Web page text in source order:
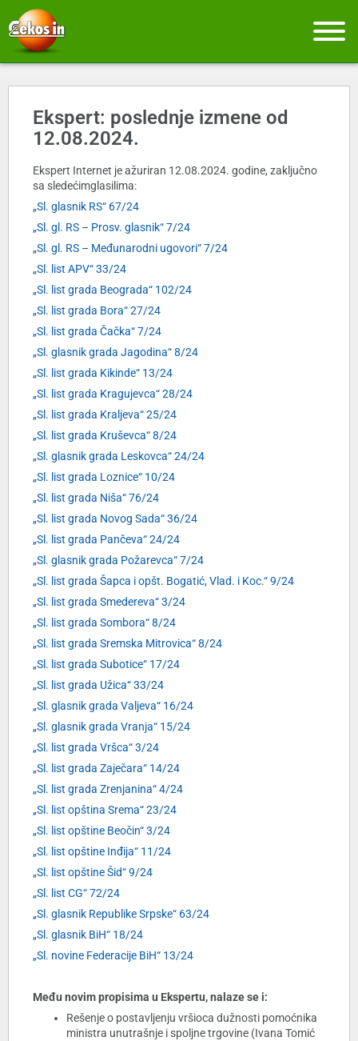
Ekspert: poslednje izmene od
12.08.2024.
Ekspert Internet je ažuriran 12.08.2024. godine, zaključno
sa sledećimglasilima:
„Sl. glasnik RS“ 67/24
„Sl. gl. RS – Prosv. glasnik“ 7/24
„Sl. gl. RS – Međunarodni ugovori“ 7/24
„Sl. list APV“ 33/24
„Sl. list grada Beograda“ 102/24
„Sl. list grada Bora“ 27/24
„Sl. list grada Čačka“ 7/24
„Sl. glasnik grada Jagodina“ 8/24
„Sl. list grada Kikinde“ 13/24
„Sl. list grada Kragujevca“ 28/24
„Sl. list grada Kraljeva“ 25/24
„Sl. list grada Kruševca“ 8/24
„Sl. glasnik grada Leskovca“ 24/24
„Sl. list grada Loznice“ 10/24
„Sl. list grada Niša“ 76/24
„Sl. list grada Novog Sada“ 36/24
„Sl. list grada Pančeva“ 24/24
„Sl. glasnik grada Požarevca“ 7/24
„Sl. list grada Šapca i opšt. Bogatić, Vlad. i Koc.“ 9/24
„Sl. list grada Smedereva“ 3/24
„Sl. list grada Sombora“ 8/24
„Sl. list grada Sremska Mitrovica“ 8/24
„Sl. list grada Subotice“ 17/24
„Sl. list grada Užica“ 33/24
„Sl. glasnik grada Valjeva“ 16/24
„Sl. glasnik grada Vranja“ 15/24
„Sl. list grada Vršca“ 3/24
„Sl. list grada Zaječara“ 14/24
„Sl. list grada Zrenjanina“ 4/24
„Sl. list opština Srema“ 23/24
„Sl. list opštine Beočin“ 3/24
„Sl. list opštine Inđija“ 11/24
„Sl. list opštine Šid“ 9/24
„Sl. list CG“ 72/24
„Sl. glasnik Republike Srpske“ 63/24
„Sl. glasnik BiH“ 18/24
„Sl. novine Federacije BiH“ 13/24
Među novim propisima u Ekspertu, nalaze se i:
Rešenje o postavljenju vršioca dužnosti pomoćnika
ministra unutrašnje i spoljne trgovine (Ivana Tomić